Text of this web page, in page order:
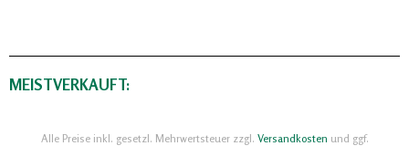
MEISTVERKAUFT:
Alle Preise inkl. gesetzl. Mehrwertsteuer zzgl. Versandkosten und ggf.